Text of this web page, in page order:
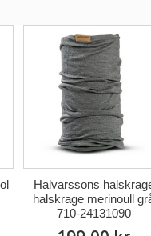
Halvarssons
halskrage merinoull
710-24131090